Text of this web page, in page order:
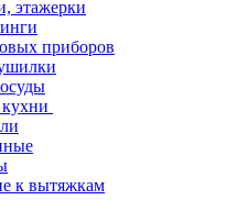
этажерки
приборов
к вытяжкам